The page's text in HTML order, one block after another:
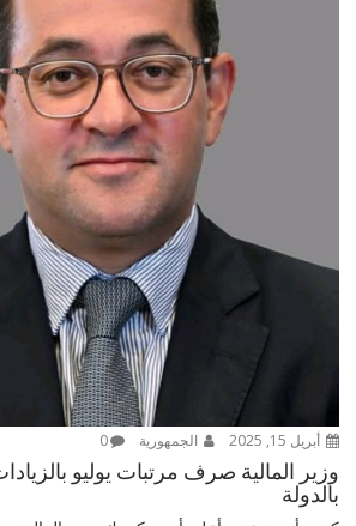
أبريل 15, 2025 الجمهورية 0
وزير المالية صرف مرتبات يوليو
بالدولة